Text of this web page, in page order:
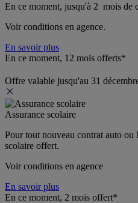
En ce moment, jusqu'à 2  mois de
Voir conditions en agence.
En savoir plus
En ce moment, 12 mois offerts*
Offre valable jusqu'au 31
Assurance scolaire
Pour tout nouveau contrat auto ou
scolaire offert.
Voir conditions en agence
En savoir plus
En ce moment, 2 mois offert*